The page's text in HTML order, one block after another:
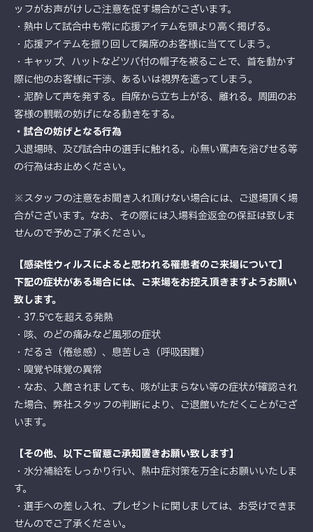
ッフがお声がけしご注意を促す場合がございます。
・熱中して試合中も常に応援アイテムを頭より高く掲げる。
・応援アイテムを振り回して隣席のお客様に当ててしまう。
・キャップ、ハットなどツバ付の帽子を被ることで、首を動かす
際に他のお客様に干渉、あるいは視界を遮ってしまう。
・泥酔して声を発する。自席から立ち上がる、離れる。周囲のお
客様の観戦の妨げになる動きをする。
・試合の妨げとなる行為
入退場時、及び試合中の選手に触れる。心無い罵声を浴びせる等
の行為はお止めください。
※スタッフの注意をお聞き入れ頂けない場合には、ご退場頂く場
合がございます。なお、その際には入場料金返金の保証は致しま
せんので予めご了承ください。
【感染性ウィルスによると思われる罹患者のご来場について】
下記の症状がある場合には、ご来場をお控え頂きますようお願い
致します。
・37.5℃を超える発熱
・咳、のどの痛みなど風邪の症状
・だるさ（倦怠感）、息苦しさ（呼吸困難）
・嗅覚や味覚の異常
・なお、入館されましても、咳が止まらない等の症状が確認され
た場合、弊社スタッフの判断により、ご退館いただくことがござ
います。
【その他、以下ご留意ご承知置きお願い致します】
・水分補給をしっかり行い、熱中症対策を万全にお願いいたしま
す。
・選手への差し入れ、プレゼントに関しましては、お受けできま
せんのでご了承ください。